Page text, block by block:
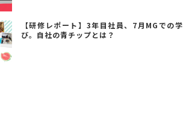
【研修レポート】3年目社員、7月MGでの学
び。自社の青チップとは？